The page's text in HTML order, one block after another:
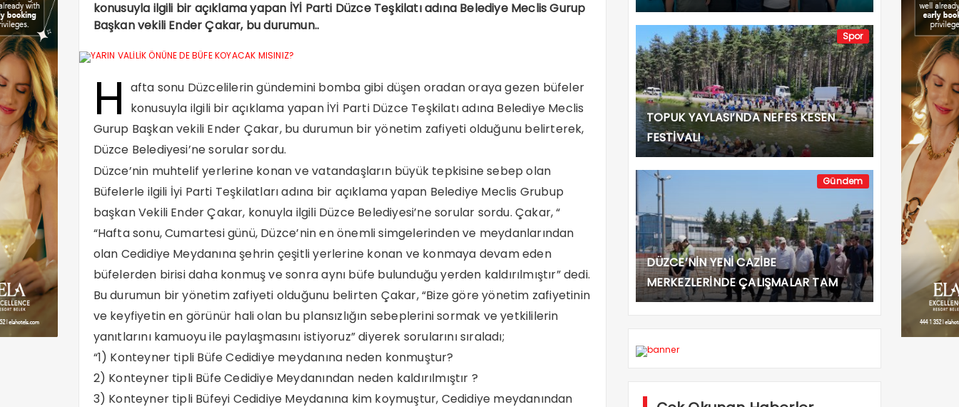
konusuyla ilgili bir açıklama yapan İYİ Parti Düzce Teşkilatı adına Belediye Meclis Gurup
Başkan vekili Ender Çakar, bu durumun..
H afta sonu Düzcelilerin gündemini bomba gibi düşen oradan oraya gezen büfeler
konusuyla ilgili bir açıklama yapan İYİ Parti Düzce Teşkilatı adına Belediye Meclis
Gurup Başkan vekili Ender Çakar, bu durumun bir yönetim zafiyeti olduğunu belirterek,
Düzce Belediyesi’ne sorular sordu.
Düzce’nin muhtelif yerlerine konan ve vatandaşların büyük tepkisine sebep olan
Büfelerle ilgili İyi Parti Teşkilatları adına bir açıklama yapan Belediye Meclis Grubup
başkan Vekili Ender Çakar, konuyla ilgili Düzce Belediyesi’ne sorular sordu. Çakar, “
“Hafta sonu, Cumartesi günü, Düzce’nin en önemli simgelerinden ve meydanlarından
olan Cedidiye Meydanına şehrin çeşitli yerlerine konan ve konmaya devam eden
büfelerden birisi daha konmuş ve sonra aynı büfe bulunduğu yerden kaldırılmıştır” dedi.
Bu durumun bir yönetim zafiyeti olduğunu belirten Çakar, “Bize göre yönetim zafiyetinin
ve keyfiyetin en görünür hali olan bu plansızlığın sebeplerini sormak ve yetkililerin
yanıtlarını kamuoyu ile paylaşmasını istiyoruz” diyerek sorularını sıraladı;
“1) Konteyner tipli Büfe Cedidiye meydanına neden konmuştur?
2) Konteyner tipli Büfe Cedidiye Meydanından neden kaldırılmıştır ?
3) Konteyner tipli Büfeyi Cedidiye Meydanına kim koymuştur, Cedidiye meydanından
Spor
TOPUK YAYLASI’NDA NEFES KESEN
FESTİVAL!
Gündem
DÜZCE’NİN YENİ CAZİBE
MERKEZLERİNDE ÇALIŞMALAR TAM
GAZ!